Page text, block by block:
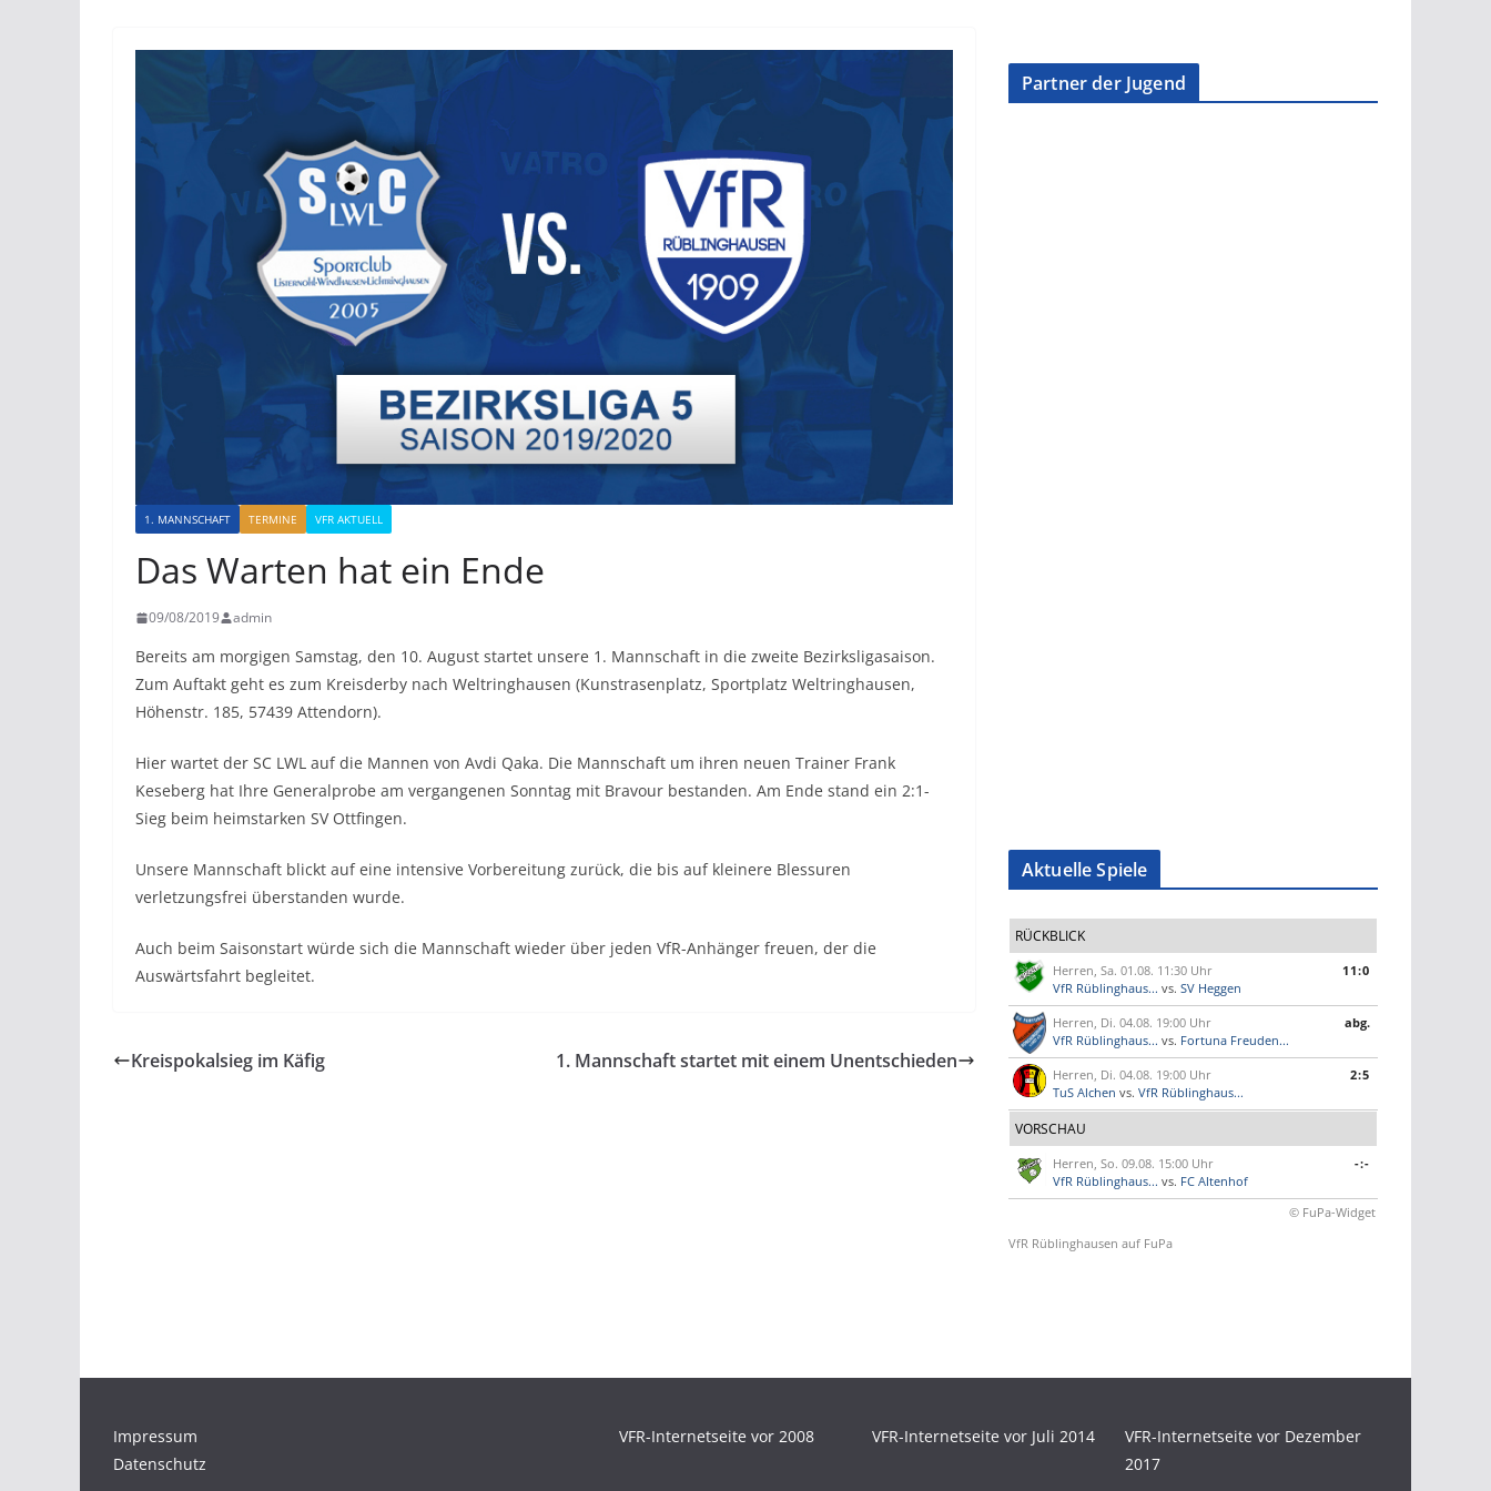
1. MANNSCHAFT TERMINE VFR AKTUELL
Das Warten hat ein Ende
09/08/2019 admin
Bereits am morgigen Samstag, den 10. August startet unsere 1. Mannschaft in die zweite Bezirksligasaison.
Zum Auftakt geht es zum Kreisderby nach Weltringhausen (Kunstrasenplatz, Sportplatz Weltringhausen,
Höhenstr. 185, 57439 Attendorn).
Hier wartet der SC LWL auf die Mannen von Avdi Qaka. Die Mannschaft um ihren neuen Trainer Frank
Keseberg hat Ihre Generalprobe am vergangenen Sonntag mit Bravour bestanden. Am Ende stand ein 2:1-
Sieg beim heimstarken SV Ottfingen.
Unsere Mannschaft blickt auf eine intensive Vorbereitung zurück, die bis auf kleinere Blessuren
verletzungsfrei überstanden wurde.
Auch beim Saisonstart würde sich die Mannschaft wieder über jeden VfR-Anhänger freuen, der die
Auswärtsfahrt begleitet.
Kreispokalsieg im Käfig 1. Mannschaft startet mit einem Unentschieden
Partner der Jugend
Aktuelle Spiele
RÜCKBLICK
Herren, Sa. 01.08. 11:30 Uhr
VfR Rüblinghaus... vs. SV Heggen
11:0
Herren, Di. 04.08. 19:00 Uhr
VfR Rüblinghaus... vs. Fortuna Freuden...
abg.
Herren, Di. 04.08. 19:00 Uhr
TuS Alchen vs. VfR Rüblinghaus...
2:5
VORSCHAU
Herren, So. 09.08. 15:00 Uhr
VfR Rüblinghaus... vs. FC Altenhof
-:-
© FuPa-Widget
VfR Rüblinghausen auf FuPa
Impressum
Datenschutz
VFR-Internetseite vor 2008 VFR-Internetseite vor Juli 2014
VFR-Internetseite vor Dezember
2017